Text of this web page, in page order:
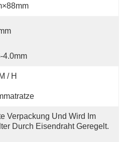
4.0mm
/ H
Verpackung Und Wird Im
Durch Eisendraht Geregelt.